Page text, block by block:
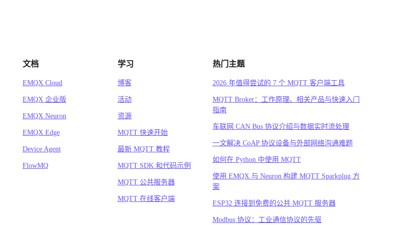
文档
EMQX Cloud
EMQX 企业版
EMQX Neuron
EMQX Edge
Device Agent
FlowMQ
学习
博客
活动
资源
MQTT 快速开始
最新 MQTT 教程
MQTT SDK 和代码示例
MQTT 公共服务器
MQTT 在线客户端
热门主题
2026 年值得尝试的 7 个 MQTT 客户端工具
MQTT Broker：工作原理、相关产品与快速入门
指南
车联网 CAN Bus 协议介绍与数据实时流处理
一文解决 CoAP 协议设备与外部网络沟通难题
如何在 Python 中使用 MQTT
使用 EMQX 与 Neuron 构建 MQTT Sparkplug 方
案
ESP32 连接到免费的公共 MQTT 服务器
Modbus 协议：工业通信协议的先驱